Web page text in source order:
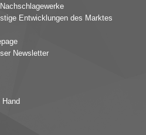
Entwicklungen des Marktes
Newsletter